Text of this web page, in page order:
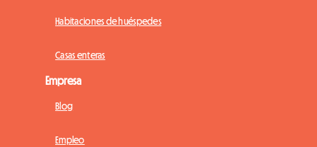
Habitaciones de huéspedes
Casas enteras
Empresa
Blog
Empleo